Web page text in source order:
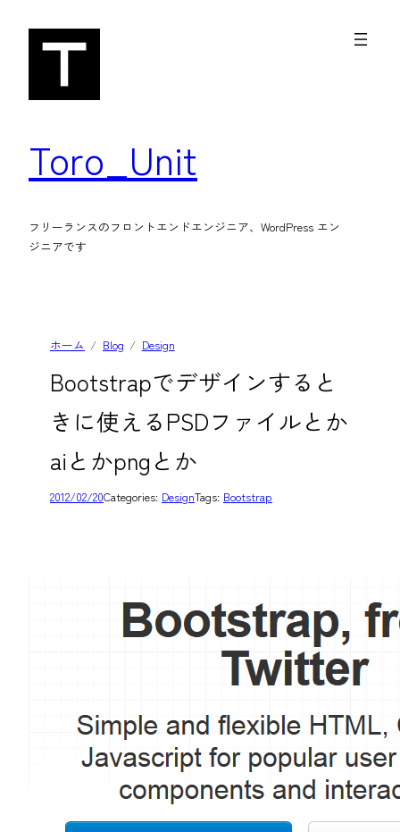
Toro_Unit
フリーランスのフロントエンドエンジニア、WordPress エン
ジニアです
ホーム Blog Design
Bootstrapでデザインすると
きに使えるPSDファイルとか
aiとかpngとか
2012/02/20Categories: DesignTags: Bootstrap